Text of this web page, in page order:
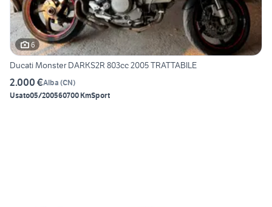
6
Ducati Monster DARKS2R 803cc 2005 TRATTABILE
2.000 €Alba (CN)
Usato05/200560700 KmSport